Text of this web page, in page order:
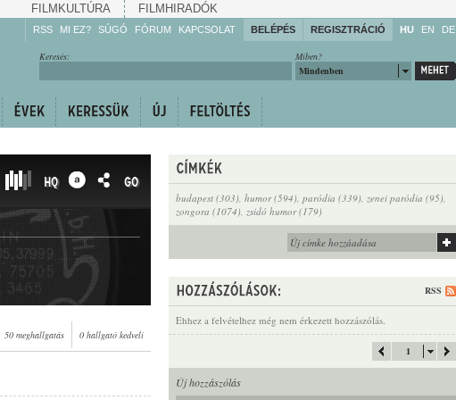
FILMKULTÚRA FILMHIRADÓK
RSS MI EZ? SÚGÓ
Gyarapítsa!
FÓRUM KAPCSOLAT BELÉPÉS REGISZTRÁCIÓ HU EN DE
Miben?
Mindenben
Keresés:
budapest (303), humor (594), paródia (339), zenei paródia (95),
zongora (1074), zsidó humor (179)
RSS
Ehhez a felvételhez még nem érkezett hozzászólás.
1
Új hozzászólás
HQ GO
50 meghallgatás 0 hallgató kedveli